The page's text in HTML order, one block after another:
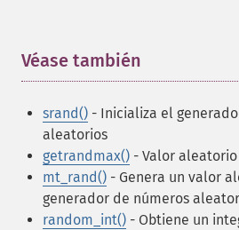
Véase también
srand() - Inicializa el
aleatorios
getrandmax() - Valor
mt_rand() - Genera un valor
generador de números
random_int() - Obtiene un